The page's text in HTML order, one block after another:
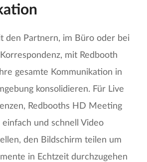
den Partnern, im Büro oder bei
mit Redbooth
gesamte Kommunikation in
konsolidieren. Für Live
Redbooths HD Meeting
einfach und schnell Video
den Bildschirm teilen um
in Echtzeit durchzugehen